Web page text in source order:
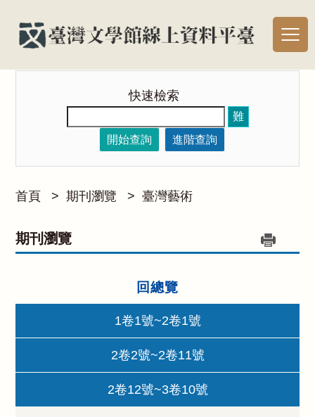
快速檢索
難
開始查詢
進階查詢
首頁 > 期刊瀏覽 > 臺灣藝術
期刊瀏覽
回總覽
1卷1號~2卷1號
2卷2號~2卷11號
2卷12號~3卷10號